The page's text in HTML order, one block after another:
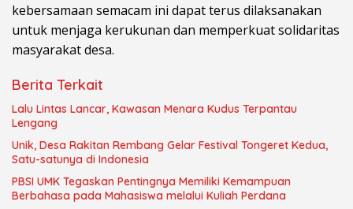
kebersamaan semacam ini dapat terus dilaksanakan
untuk menjaga kerukunan dan memperkuat solidaritas
masyarakat desa.
Berita Terkait
Lalu Lintas Lancar, Kawasan Menara Kudus Terpantau
Lengang
Unik, Desa Rakitan Rembang Gelar Festival Tongeret Kedua,
Satu-satunya di Indonesia
PBSI UMK Tegaskan Pentingnya Memiliki Kemampuan
Berbahasa pada Mahasiswa melalui Kuliah Perdana